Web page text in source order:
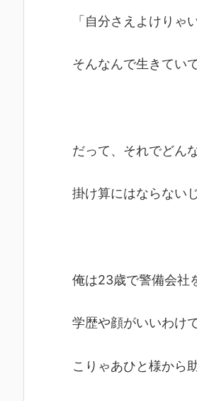
「自分さえよけりゃ
そんなんで生きてい
だって、それでどん
掛け算にはならない
俺は23歳で警備会社
学歴や顔がいいわけ
こりゃあひと様から